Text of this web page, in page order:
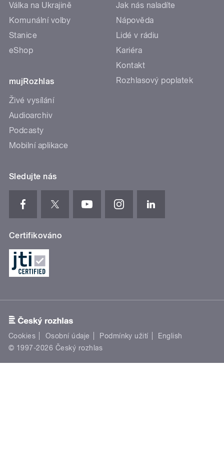
Válka na Ukrajině
Komunální volby
Stanice
eShop
mujRozhlas
Živé vysílání
Audioarchiv
Podcasty
Mobilní aplikace
Jak nás naladíte
Nápověda
Lidé v rádiu
Kariéra
Kontakt
Rozhlasový poplatek
Sledujte nás
Certifikováno
Cookies Osobní údaje Podmínky užití
English
© 1997-2026 Český rozhlas